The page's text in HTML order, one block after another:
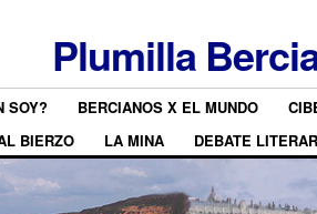
Plumilla
SOY? BERCIANOS X EL MUNDO
BIERZO
LA MINA DEBATE